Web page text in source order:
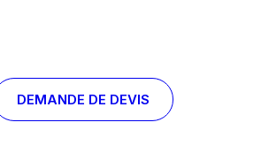
DEMANDE DE DEVIS